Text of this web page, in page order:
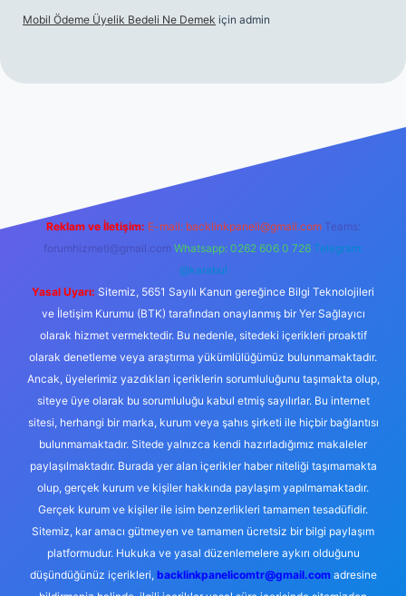
Mobil Ödeme Üyelik Bedeli Ne Demek için admin
Reklam ve İletişim: E-mail: backlinkpaneli@gmail.com Teams:
forumhizmeti@gmail.com Whatsapp: 0262 606 0 726 Telegram:
@karabul
Yasal Uyarı: Sitemiz, 5651 Sayılı Kanun gereğince Bilgi Teknolojileri
ve İletişim Kurumu (BTK) tarafından onaylanmış bir Yer Sağlayıcı
olarak hizmet vermektedir. Bu nedenle, sitedeki içerikleri proaktif
olarak denetleme veya araştırma yükümlülüğümüz bulunmamaktadır.
Ancak, üyelerimiz yazdıkları içeriklerin sorumluluğunu taşımakta olup,
siteye üye olarak bu sorumluluğu kabul etmiş sayılırlar. Bu internet
sitesi, herhangi bir marka, kurum veya şahıs şirketi ile hiçbir bağlantısı
bulunmamaktadır. Sitede yalnızca kendi hazırladığımız makaleler
paylaşılmaktadır. Burada yer alan içerikler haber niteliği taşımamakta
olup, gerçek kurum ve kişiler hakkında paylaşım yapılmamaktadır.
Gerçek kurum ve kişiler ile isim benzerlikleri tamamen tesadüfidir.
Sitemiz, kar amacı gütmeyen ve tamamen ücretsiz bir bilgi paylaşım
platformudur. Hukuka ve yasal düzenlemelere aykırı olduğunu
düşündüğünüz içerikleri, backlinkpanelicomtr@gmail.comadresine